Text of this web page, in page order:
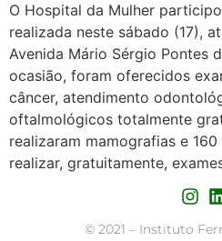
O Hospital da Mulher
realizada neste sábado (17),
Avenida Mário Sérgio Pontes
ocasião, foram oferecidos
câncer, atendimento
oftalmológicos totalmente
realizaram mamografias e
realizar, gratuitamente,
© 2021 – Instituto